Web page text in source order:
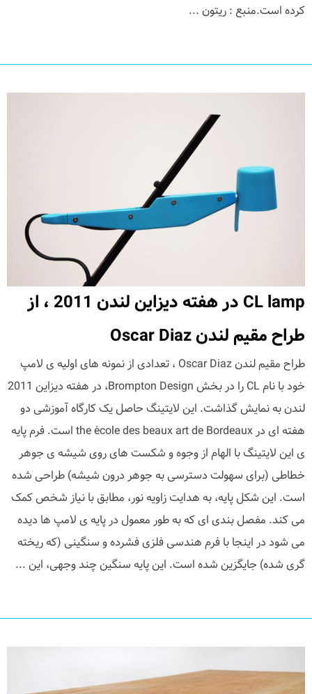
کرده است.منبع : ریتون ...
CL lamp در هفته دیزاین لندن 2011 ، از
طراح مقیم لندن Oscar Diaz
طراح مقیم لندن Oscar Diaz ، تعدادی از نمونه های اولیه ی لامپ
خود با نام CL را در بخش Brompton Design، در هفته دیزاین 2011
لندن به نمایش گذاشت. این لایتینگ حاصل یک کارگاه آموزشی دو
هفته ای در the école des beaux art de Bordeaux است. فرم پایه
ی این لایتینگ با الهام از وجوه و شکست های روی شیشه ی جوهر
خطاطی (برای سهولت دسترسی به جوهر درون شیشه) طراحی شده
است. این شکل پایه، به هدایت زاویه نور، مطابق با نیاز شخص کمک
می کند. مفصل بندی ای که به طور معمول در پایه ی لامپ ها دیده
می شود در اینجا با فرم هندسی فلزی فشرده و سنگینی (که ریخته
گری شده) جایگزین شده است. این پایه سنگین چند وجهی، این ...